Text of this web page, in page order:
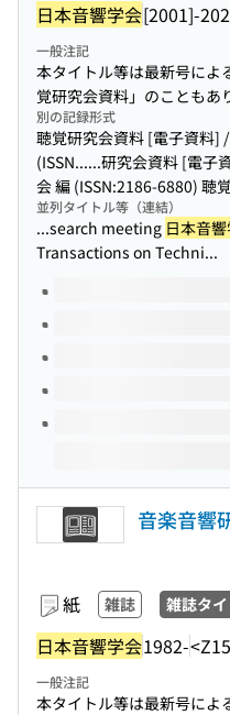
日本音響学会[2001]-
一般注記
本タイトル等は最新号によ
覚研究会資料」のこともあ
別の記録形式
聴覚研究会資料 [電子資料] /
(ISSN......研究会資料 [電子
会 編 (ISSN:2186-6880) 聴
並列タイトル等（連結）
...search meeting 日本音
Transactions on Techni...
このタイトルの巻号
音楽音響
紙 雑誌 雑誌タ
日本音響学会1982-
一般注記
本タイトル等は最新号によ